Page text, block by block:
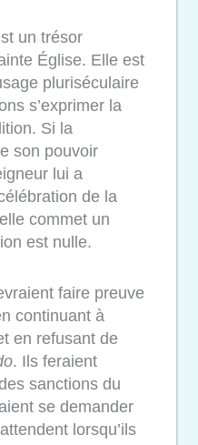
un trésor
Église. Elle est
pluriséculaire
s’exprimer la
Si la
son pouvoir
lui a
de la
commet un
est nulle.
faire preuve
continuant à
en refusant de
. Ils feraient
sanctions du
se demander
lorsqu’ils